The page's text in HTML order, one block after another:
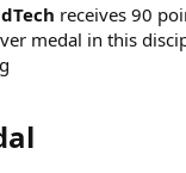
receives 90
medal in this